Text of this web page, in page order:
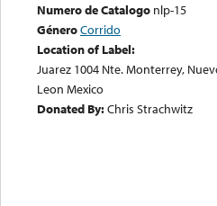
Numero de Catalogo nlp-15
GéneroCorrido
Location of Label:
Juarez 1004 Nte. Monterrey,
Leon Mexico
Donated By:Chris Strachwitz